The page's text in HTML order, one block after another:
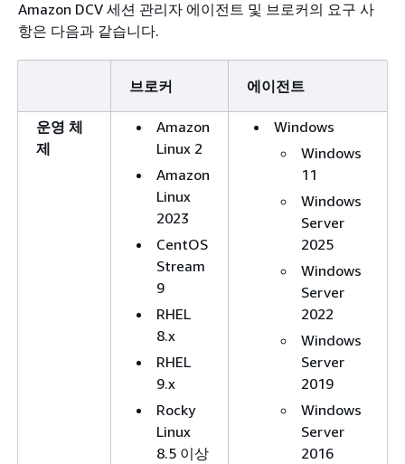
Amazon DCV 세션 관리자 에이전트 및 브로커의 요구 사
항은 다음과 같습니다.
브로커 에이전트
운영 체
제
Amazon
Linux 2
Amazon
Linux
2023
CentOS
Stream
9
RHEL
8.x
RHEL
9.x
Rocky
Linux
8.5 이상
Windows
Windows
11
Windows
Server
2025
Windows
Server
2022
Windows
Server
2019
Windows
Server
2016